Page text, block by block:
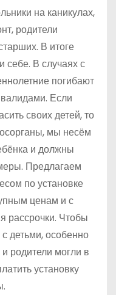
на каникулах,
родители
В итоге
себе. В случаях с
погибают
Если
своих детей, то
мы несём
и должны
Предлагаем
по установке
ценам и с
рассрочки. Чтобы
детьми, особенно
родители могли в
установку